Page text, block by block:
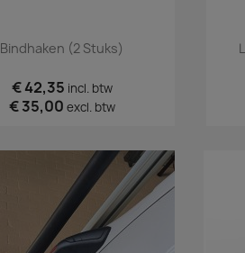
Snel bekijken
Bindhaken (2 Stuks)
€ 42,35 incl. btw
€ 35,00 excl. btw